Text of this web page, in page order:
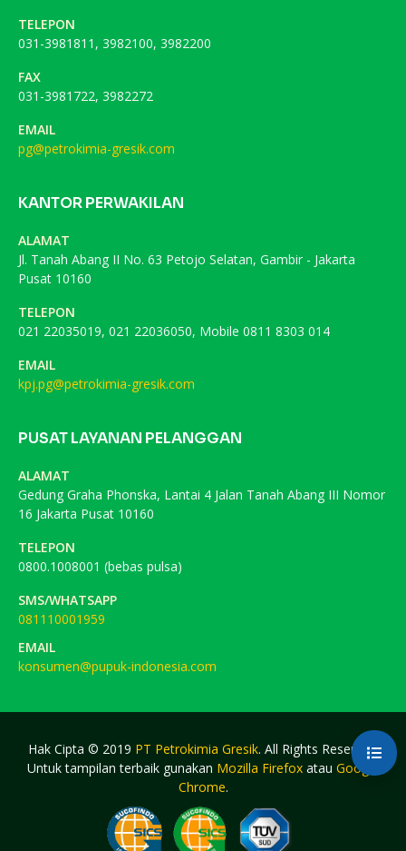
TELEPON
031-3981811, 3982100, 3982200
FAX
031-3981722, 3982272
EMAIL
pg@petrokimia-gresik.com
KANTOR PERWAKILAN
ALAMAT
Jl. Tanah Abang II No. 63 Petojo Selatan, Gambir - Jakarta
Pusat 10160
TELEPON
021 22035019, 021 22036050, Mobile 0811 8303 014
EMAIL
kpj.pg@petrokimia-gresik.com
PUSAT LAYANAN PELANGGAN
ALAMAT
Gedung Graha Phonska, Lantai 4 Jalan Tanah Abang III Nomor
16 Jakarta Pusat 10160
TELEPON
0800.1008001 (bebas pulsa)
SMS/WHATSAPP
081110001959
EMAIL
konsumen@pupuk-indonesia.com
Hak Cipta © 2019 PT Petrokimia Gresik. All Rights Reserved.
Untuk tampilan terbaik gunakan Mozilla Firefox atau Google
Chrome.